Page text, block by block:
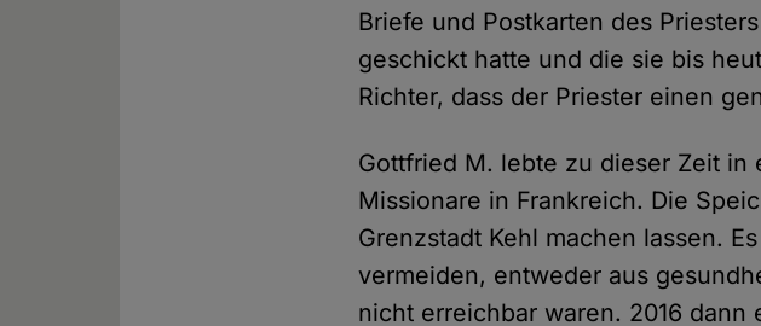
Briefe und Postkarten des
geschickt hatte und die sie bis
Richter, dass der Priester einen
Gottfried M. lebte zu dieser Zeit
Missionare in Frankreich. Die
Grenzstadt Kehl machen lassen.
vermeiden, entweder aus
nicht erreichbar waren. 2016